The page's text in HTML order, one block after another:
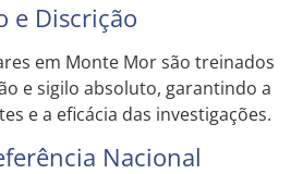
e Discrição
em Monte Mor são treinados
e sigilo absoluto, garantindo a
e a eficácia das investigações.
Nacional